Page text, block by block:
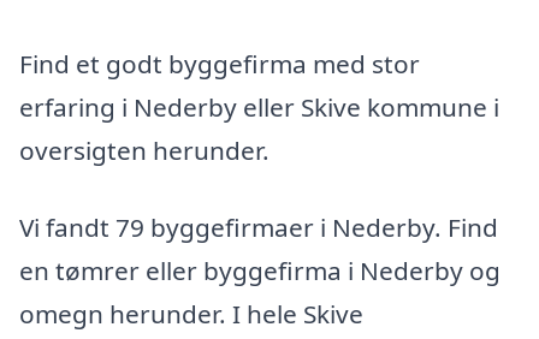
Find et godt byggefirma med stor
erfaring i Nederby eller Skive kommune i
oversigten herunder.
Vi fandt 79 byggefirmaer i Nederby. Find
en tømrer eller byggefirma i Nederby og
omegn herunder. I hele Skive